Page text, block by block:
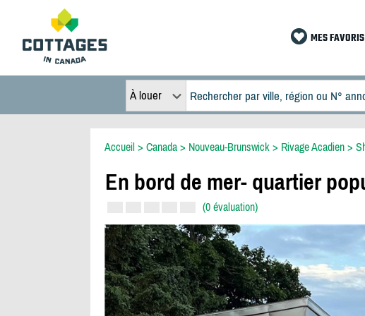
MES
À louer
Accueil> Canada> Nouveau-Brunswick> Rivage Acadien>
En bord de mer- quartier
(0 évaluation)